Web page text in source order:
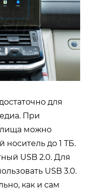
для
При
можно
до 1 ТБ.
USB 2.0. Для
USB 3.0.
как и сам